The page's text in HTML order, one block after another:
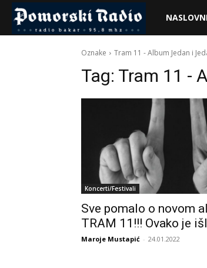
Pomorski
Radio
Oznake Tram 11 - Album Jedan i
Tag: Tram 11 -
Koncerti/Festivali
Sve pomalo o novom
TRAM 11!!! Ovako je
Maroje Mustapić - 24.01.2022